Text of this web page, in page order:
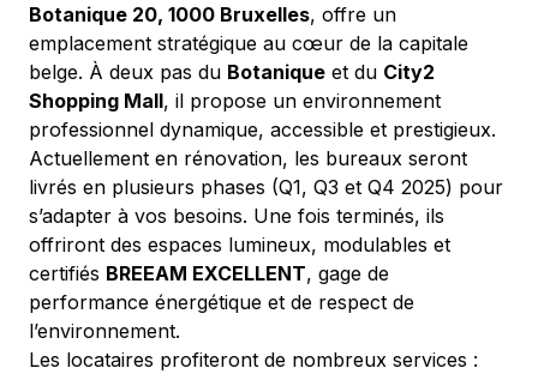
Botanique 20, 1000 Bruxelles, offre un
emplacement stratégique au cœur de la capitale
belge. À deux pas du Botanique et du City2
Shopping Mall, il propose un environnement
professionnel dynamique, accessible et prestigieux.
Actuellement en rénovation, les bureaux seront
livrés en plusieurs phases (Q1, Q3 et Q4 2025) pour
s’adapter à vos besoins. Une fois terminés, ils
offriront des espaces lumineux, modulables et
certifiés BREEAM EXCELLENT, gage de
performance énergétique et de respect de
l’environnement.
Les locataires profiteront de nombreux services :